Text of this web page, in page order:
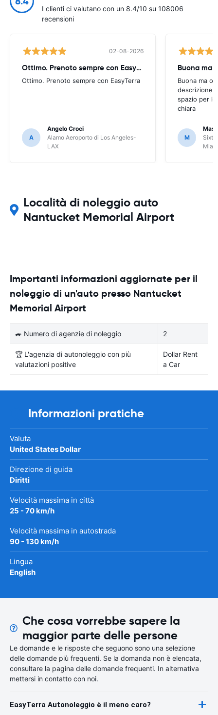
I clienti ci valutano con un 8.4/10 su 108006
recensioni
02-08-2026
Ottimo. Prenoto sempre con EasyTerra
Ottimo. Prenoto sempre con EasyTerra
A
Angelo Croci
Alamo Aeroporto di Los Angeles-
LAX
Buona ma
Buona ma
descrizione
spazio per
chiara
M
Sixt
Località di noleggio auto
Nantucket Memorial Airport
Importanti informazioni aggiornate per il
noleggio di un'auto presso Nantucket
Memorial Airport
🚙 Numero di agenzie di noleggio 2
🏆 L'agenzia di autonoleggio con più
valutazioni positive
Dollar Rent
a Car
Informazioni pratiche
Valuta
United States Dollar
Direzione di guida
Diritti
Velocità massima in città
25 - 70 km/h
Velocità massima in autostrada
90 - 130 km/h
Lingua
English
Che cosa vorrebbe sapere la
maggior parte delle persone
Le domande e le risposte che seguono sono una selezione
delle domande più frequenti. Se la domanda non è elencata,
consultare la pagina delle domande frequenti. In alternativa
mettersi in contatto con noi.
EasyTerra Autonoleggio è il meno caro?